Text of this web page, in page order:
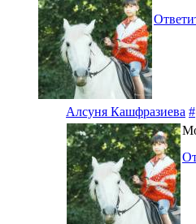
Алсуня Кашфразиева #